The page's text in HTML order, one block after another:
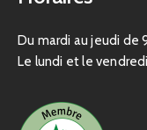
Du mardi au jeudi de
Le lundi et le